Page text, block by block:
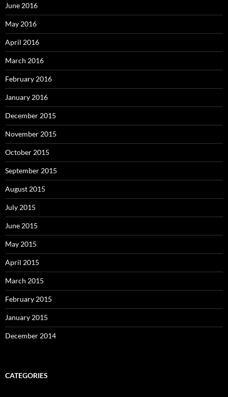
June 2016
May 2016
April 2016
March 2016
February 2016
January 2016
December 2015
November 2015
October 2015
September 2015
August 2015
July 2015
June 2015
May 2015
April 2015
March 2015
February 2015
January 2015
December 2014
CATEGORIES